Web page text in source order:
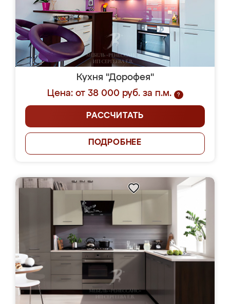
Кухня "Дорофея"
Цена: от 38 000 руб. за п.м.
?
РАССЧИТАТЬ
ПОДРОБНЕЕ